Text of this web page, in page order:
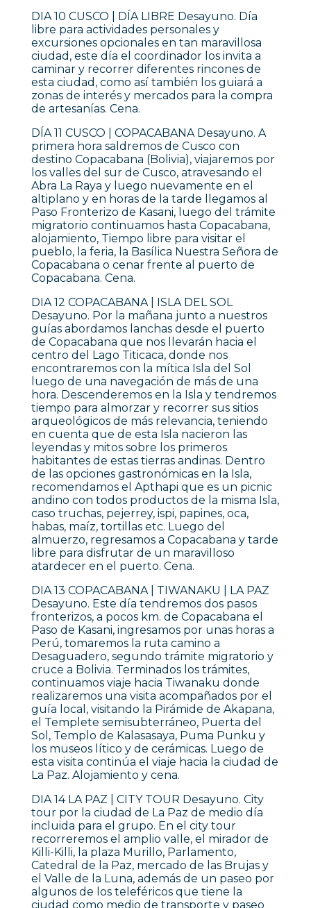
DIA 10 CUSCO | DÍA LIBRE Desayuno. Día
libre para actividades personales y
excursiones opcionales en tan maravillosa
ciudad, este día el coordinador los invita a
caminar y recorrer diferentes rincones de
esta ciudad, como así también los guiará a
zonas de interés y mercados para la compra
de artesanías. Cena.
DÍA 11 CUSCO | COPACABANA Desayuno. A
primera hora saldremos de Cusco con
destino Copacabana (Bolivia), viajaremos por
los valles del sur de Cusco, atravesando el
Abra La Raya y luego nuevamente en el
altiplano y en horas de la tarde llegamos al
Paso Fronterizo de Kasani, luego del trámite
migratorio continuamos hasta Copacabana,
alojamiento, Tiempo libre para visitar el
pueblo, la feria, la Basílica Nuestra Señora de
Copacabana o cenar frente al puerto de
Copacabana. Cena.
DIA 12 COPACABANA | ISLA DEL SOL
Desayuno. Por la mañana junto a nuestros
guías abordamos lanchas desde el puerto
de Copacabana que nos llevarán hacia el
centro del Lago Titicaca, donde nos
encontraremos con la mítica Isla del Sol
luego de una navegación de más de una
hora. Descenderemos en la Isla y tendremos
tiempo para almorzar y recorrer sus sitios
arqueológicos de más relevancia, teniendo
en cuenta que de esta Isla nacieron las
leyendas y mitos sobre los primeros
habitantes de estas tierras andinas. Dentro
de las opciones gastronómicas en la Isla,
recomendamos el Apthapi que es un picnic
andino con todos productos de la misma Isla,
caso truchas, pejerrey, ispi, papines, oca,
habas, maíz, tortillas etc. Luego del
almuerzo, regresamos a Copacabana y tarde
libre para disfrutar de un maravilloso
atardecer en el puerto. Cena.
DIA 13 COPACABANA | TIWANAKU | LA PAZ
Desayuno. Este día tendremos dos pasos
fronterizos, a pocos km. de Copacabana el
Paso de Kasani, ingresamos por unas horas a
Perú, tomaremos la ruta camino a
Desaguadero, segundo trámite migratorio y
cruce a Bolivia. Terminados los trámites,
continuamos viaje hacia Tiwanaku donde
realizaremos una visita acompañados por el
guía local, visitando la Pirámide de Akapana,
el Templete semisubterráneo, Puerta del
Sol, Templo de Kalasasaya, Puma Punku y
los museos lítico y de cerámicas. Luego de
esta visita continúa el viaje hacia la ciudad de
La Paz. Alojamiento y cena.
DIA 14 LA PAZ | CITY TOUR Desayuno. City
tour por la ciudad de La Paz de medio día
incluida para el grupo. En el city tour
recorreremos el amplio valle, el mirador de
Killi-Killi, la plaza Murillo, Parlamento,
Catedral de la Paz, mercado de las Brujas y
el Valle de la Luna, además de un paseo por
algunos de los teleféricos que tiene la
ciudad como medio de transporte y paseo